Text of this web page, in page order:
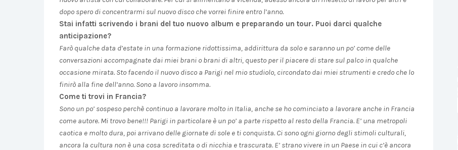
dopo spero di concentrarmi sul nuovo disco che vorrei finire entro l’anno.
Stai infatti scrivendo i brani del tuo nuovo album e preparando un tour. Puoi darci qualche
anticipazione?
Farò qualche data d’estate in una formazione ridottissima, addirittura da solo e saranno un po’ come delle
conversazioni accompagnate dai miei brani o brani di altri, questo per il piacere di stare sul palco in qualche
occasione mirata. Sto facendo il nuovo disco a Parigi nel mio studiolo, circondato dai miei strumenti e credo che lo
finirò alla fine dell’anno. Sono a lavoro insomma.
Come ti trovi in Francia?
Sono un po’ sospeso perchè continuo a lavorare molto in Italia, anche se ho cominciato a lavorare anche in Francia
come autore. Mi trovo bene!!! Parigi in particolare è un po’ a parte rispetto al resto della Francia. E’ una metropoli
caotica e molto dura, poi arrivano delle giornate di sole e ti conquista. Ci sono ogni giorno degli stimoli culturali,
ancora la cultura non è una cosa screditata o di nicchia e trascurata. E’ strano vivere in un Paese in cui c’è ancora